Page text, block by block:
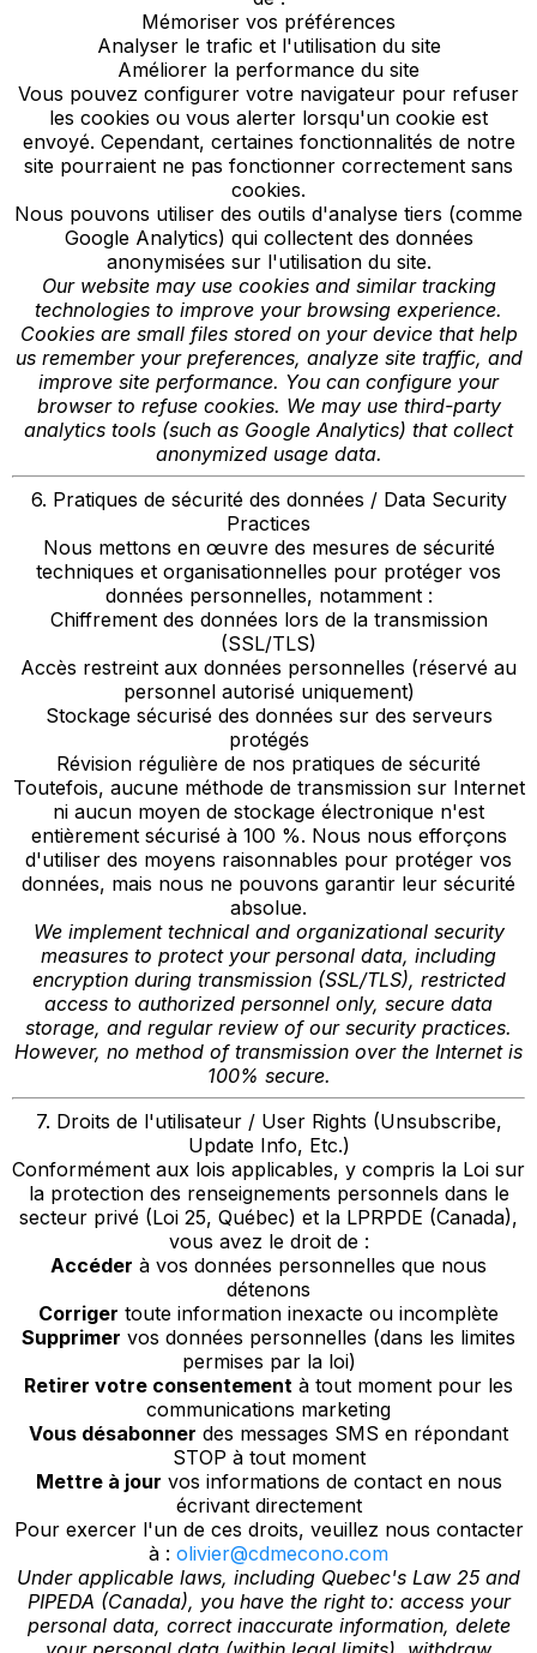
Mémoriser vos préférences
Analyser le trafic et l'utilisation du site
Améliorer la performance du site
Vous pouvez configurer votre navigateur pour refuser
les cookies ou vous alerter lorsqu'un cookie est
envoyé. Cependant, certaines fonctionnalités de notre
site pourraient ne pas fonctionner correctement sans
cookies.
Nous pouvons utiliser des outils d'analyse tiers (comme
Google Analytics) qui collectent des données
anonymisées sur l'utilisation du site.
Our website may use cookies and similar tracking
technologies to improve your browsing experience.
Cookies are small files stored on your device that help
us remember your preferences, analyze site traffic, and
improve site performance. You can configure your
browser to refuse cookies. We may use third-party
analytics tools (such as Google Analytics) that collect
anonymized usage data.
6. Pratiques de sécurité des données / Data Security
Practices
Nous mettons en œuvre des mesures de sécurité
techniques et organisationnelles pour protéger vos
données personnelles, notamment :
Chiffrement des données lors de la transmission
(SSL/TLS)
Accès restreint aux données personnelles (réservé au
personnel autorisé uniquement)
Stockage sécurisé des données sur des serveurs
protégés
Révision régulière de nos pratiques de sécurité
Toutefois, aucune méthode de transmission sur Internet
ni aucun moyen de stockage électronique n'est
entièrement sécurisé à 100 %. Nous nous efforçons
d'utiliser des moyens raisonnables pour protéger vos
données, mais nous ne pouvons garantir leur sécurité
absolue.
We implement technical and organizational security
measures to protect your personal data, including
encryption during transmission (SSL/TLS), restricted
access to authorized personnel only, secure data
storage, and regular review of our security practices.
However, no method of transmission over the Internet is
100% secure.
7. Droits de l'utilisateur / User Rights (Unsubscribe,
Update Info, Etc.)
Conformément aux lois applicables, y compris la Loi sur
la protection des renseignements personnels dans le
secteur privé (Loi 25, Québec) et la LPRPDE (Canada),
vous avez le droit de :
Accéder à vos données personnelles que nous
détenons
Corriger toute information inexacte ou incomplète
Supprimer vos données personnelles (dans les limites
permises par la loi)
Retirer votre consentement à tout moment pour les
communications marketing
Vous désabonner des messages SMS en répondant
STOP à tout moment
Mettre à jour vos informations de contact en nous
écrivant directement
Pour exercer l'un de ces droits, veuillez nous contacter
à : olivier@cdmecono.com
Under applicable laws, including Quebec's Law 25 and
PIPEDA (Canada), you have the right to: access your
personal data, correct inaccurate information, delete